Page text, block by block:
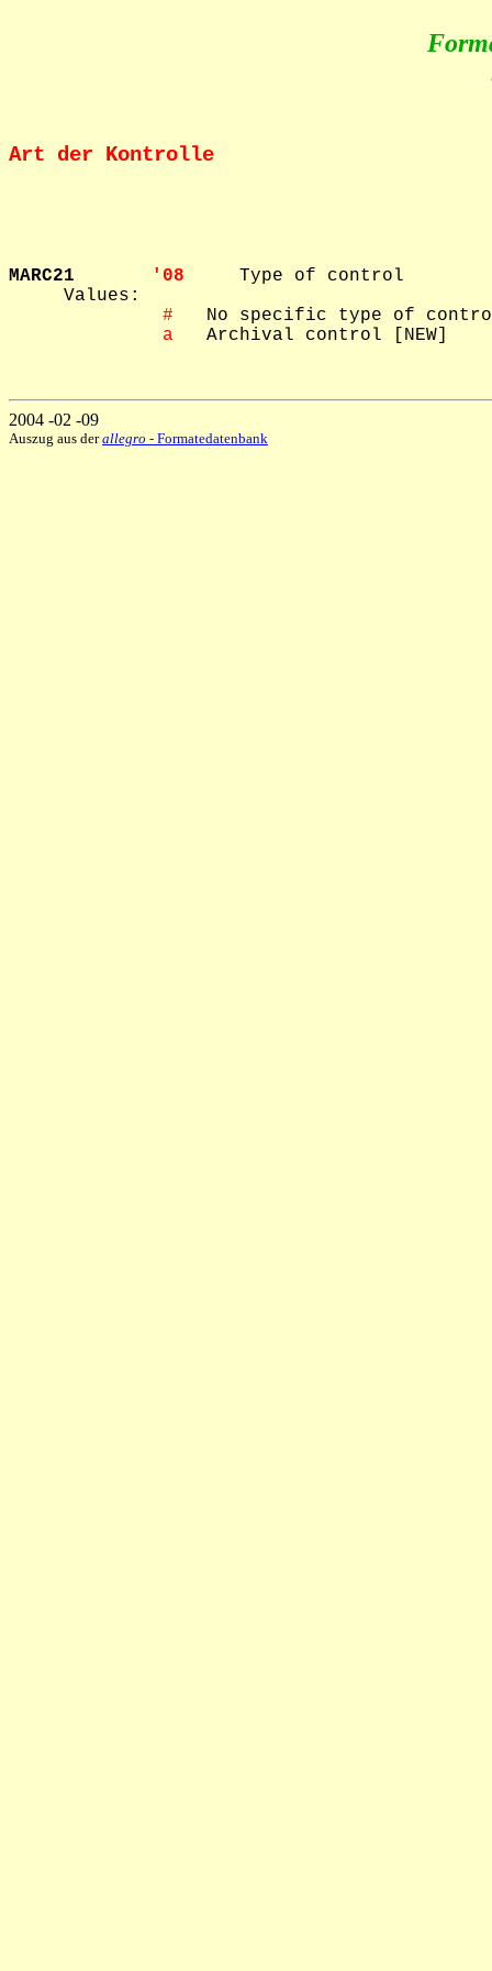
Art der Kontrolle
MARC21 '08 Type of control
     Values:
#
No specific type of
a
   Archival control [NEW]
2004 -02 -09
Auszug aus derallegro - Formatedatenbank